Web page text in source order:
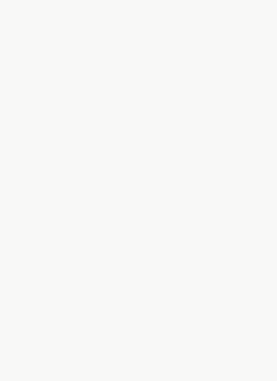
работать даже в
мобильное
уровень заряда
Секрет экономии
Чтобы уровень
например, ночью,